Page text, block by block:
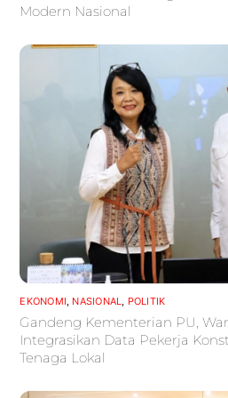
Modern Nasional
EKONOMI, NASIONAL, POLITIK
Gandeng Kementerian PU,
Integrasikan Data Pekerja
Tenaga Lokal